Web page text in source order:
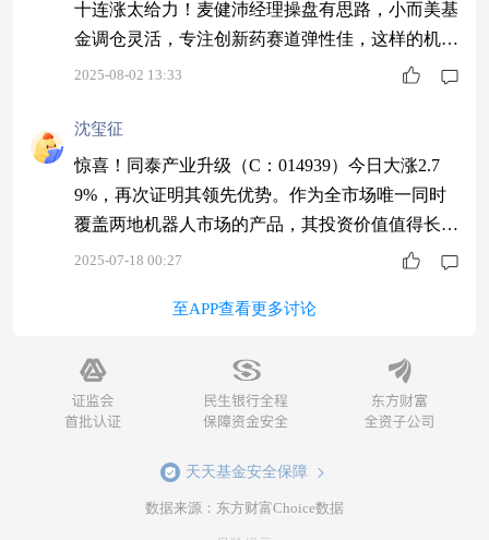
十连涨太给力！麦健沛经理操盘有思路，小而美基
金调仓灵活，专注创新药赛道弹性佳，这样的机会
得抓住$同泰大健康主题混合C$
2025-08-02 13:33
沈玺征
惊喜！同泰产业升级（C：014939）今日大涨2.7
9%，再次证明其领先优势。作为全市场唯一同时
覆盖两地机器人市场的产品，其投资价值值得长期
关注。$同泰产业升级混合C$
2025-07-18 00:27
至APP查看更多讨论
天天基金安全保障
数据来源：东方财富Choice数据